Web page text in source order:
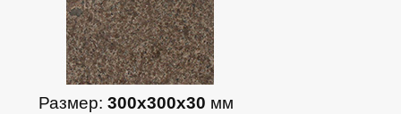
Размер:300х300х30 мм